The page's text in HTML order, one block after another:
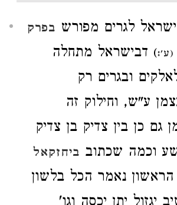
ישראל לגרים מפורש בפרק
(ע':) דבישראל מתחלה
ובגרים רק
ע"ש, וחילוק זה
גם כן בין צדיק בן צדיק
וכמה שכתוב ביחזקאל
נאמר הכל בלשון